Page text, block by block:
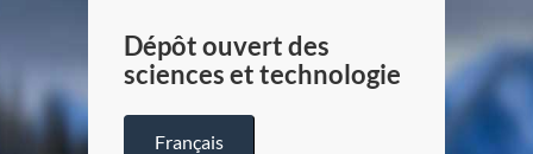
Dépôt ouvert des
sciences et technologie
Français